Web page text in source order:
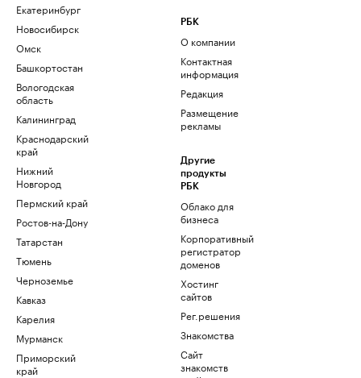
Екатеринбург
Новосибирск
Омск
Башкортостан
Вологодская
область
Калининград
Краснодарский
край
Нижний
Новгород
Пермский край
Ростов-на-Дону
Татарстан
Тюмень
Черноземье
Кавказ
Карелия
Мурманск
Приморский
край
РБК
О компании
Контактная
информация
Редакция
Размещение
рекламы
Другие
продукты
РБК
Облако для
бизнеса
Корпоративный
регистратор
доменов
Хостинг
сайтов
Рег.решения
Знакомства
Сайт
знакомств